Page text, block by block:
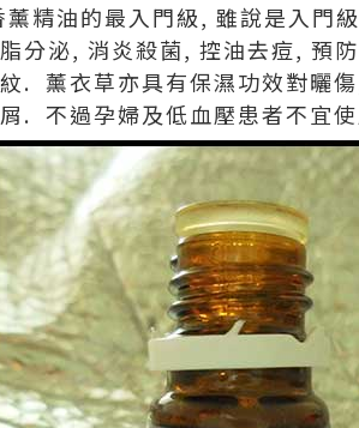
精油的最入門級, 雖說是入門
分泌, 消炎殺菌, 控油去痘, 預
. 薰衣草亦具有保濕功效對曬
. 不過孕婦及低血壓患者不宜